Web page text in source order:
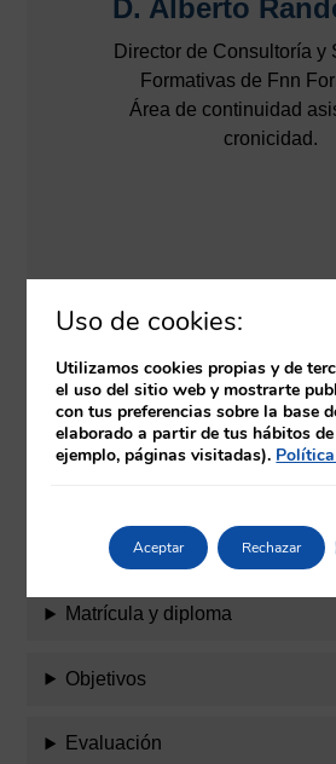
D. Alberto
Director de Consultoría y
Formativas de Fnn
Área de continuidad
cronicidad.
Temario
Matrícula y diploma
Objetivos
Evaluación
Uso de cookies:
Utilizamos cookies propias y de
el uso del sitio web y mostrarte
con tus preferencias sobre la base
elaborado a partir de tus hábitos
ejemplo, páginas visitadas).
Aceptar Rechazar